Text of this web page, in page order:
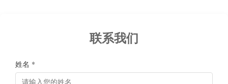
联系我们
姓名 *